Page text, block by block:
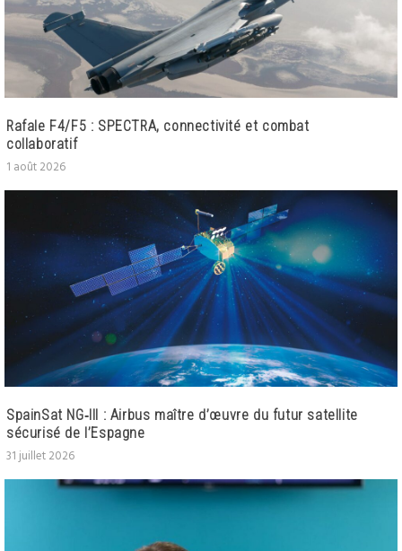
Rafale F4/F5 : SPECTRA, connectivité et combat
collaboratif
1 août 2026
SpainSat NG‑III : Airbus maître d’œuvre du futur satellite
sécurisé de l’Espagne
31 juillet 2026